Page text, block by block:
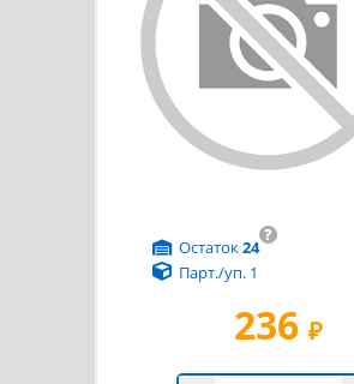
236 ₽
?
Остаток24
Парт./уп. 1